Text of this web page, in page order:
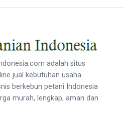
adalah situs
jual kebutuhan usaha
berkebun petani Indonesia
murah, lengkap, aman dan